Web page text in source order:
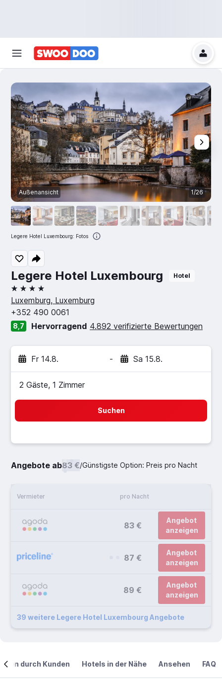
Legere Hotel Luxembourg Hotel
4 Sterne
Luxemburg, Luxemburg
+352 490 0061
8,7 Hervorragend 4.892 verifizierte Bewertungen
Fr 14.8. - Sa 15.8.
2 Gäste, 1 Zimmer
Suchen
Angebote ab83 €/Günstigste Option: Preis pro Nacht
Vermieter pro Nacht
83 €
Angebot
anzeigen
87 €
Angebot
anzeigen
89 €
Angebot
anzeigen
39 weitere Legere Hotel Luxembourg Angebote
Außenansicht 1/26
Legere Hotel Luxembourg: Fotos
durch Kunden Hotels in der Nähe Ansehen FAQ